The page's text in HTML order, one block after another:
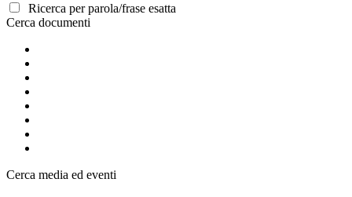
Ricerca per parola/frase esatta
Cerca documenti
Cerca media ed eventi